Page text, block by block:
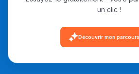
un clic !
Découvrir mon parcours